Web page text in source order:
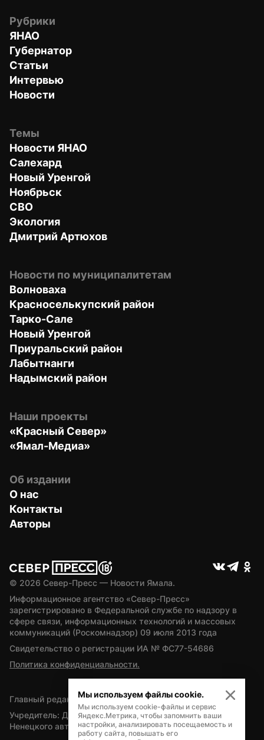
Рубрики
ЯНАО
Губернатор
Статьи
Интервью
Новости
Темы
Новости ЯНАО
Салехард
Новый Уренгой
Ноябрьск
СВО
Экология
Дмитрий Артюхов
Новости по муниципалитетам
Волноваха
Красноселькупский район
Тарко-Сале
Новый Уренгой
Приуральский район
Лабытнанги
Надымский район
Наши проекты
«Красный Север»
«Ямал-Медиа»
Об издании
О нас
Контакты
Авторы
© 2026 Север-Пресс — Новости Ямала.
Информационное агентство «Север-Пресс»
зарегистрировано в Федеральной службе по надзору в
сфере связи, информационных технологий и массовых
коммуникаций (Роскомнадзор) 09 июля 2013 года
Свидетельство о регистрации ИА № ФС77-54686
Политика конфиденциальности.
Главный редактор — А.Л. Поздеев
Учредитель: Департамент внутренней политики Ямало-
Ненецкого автономного округа
Мы используем файлы cookie.
Мы используем cookie-файлы и сервис
Яндекс.Метрика, чтобы запомнить ваши
настройки, анализировать посещаемость и
работу сайта, повышать его